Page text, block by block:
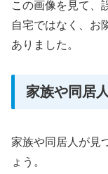
この画像を見て、
自宅ではなく、お
ありました。
家族や同居
家族や同居人が見
ょう。